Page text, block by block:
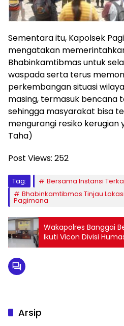
Sementara itu, Kapolsek
mengatakan
Bhabinkamtibmas untuk
waspada serta terus
perkembangan situasi
masing, termasuk bencana
sehingga masyarakat bisa
mengurangi resiko kerugian
Taha)
Post Views: 252
Tag:
Bersama Instansi
Bhabinkamtibmas Tinjau
Pagimana
Wakapolres Banggai
Ikuti Vicon Divisi
Lebaran 2023
Arsip